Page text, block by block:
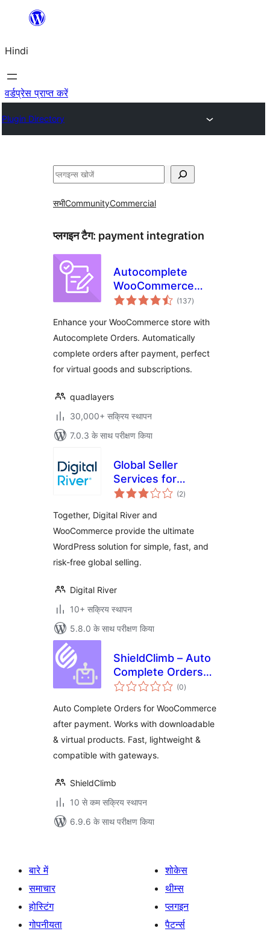
सामग्री
जाएं
Hindi
वर्डप्रेस प्राप्त करें
Plugin Directory
खोजें
सभीCommunityCommercial
प्लगइन टैग: payment integration
Autocomplete
WooCommerce
Orders
(137कुल
दर)
Enhance your WooCommerce store with
Autocomplete Orders. Automatically
complete orders after payment, perfect
for virtual goods and subscriptions.
quadlayers
30,000+ सक्रिय स्थापन
7.0.3 के साथ परीक्षण किया
Global Seller
Services for
WooCommerce
(2कुल
दर)
Together, Digital River and
WooCommerce provide the ultimate
WordPress solution for simple, fast, and
risk-free global selling.
Digital River
10+ सक्रिय स्थापन
5.8.0 के साथ परीक्षण किया
ShieldClimb – Auto
Complete Orders
for WooCommerce
(0कुल
दर)
Auto Complete Orders for WooCommerce
after payment. Works with downloadable
& virtual products. Fast, lightweight &
compatible with gateways.
ShieldClimb
10 से कम सक्रिय स्थापन
6.9.6 के साथ परीक्षण किया
बारे में
समाचार
होस्टिंग
गोपनीयता
शोकेस
थीम्स
प्लगइन
पैटर्न्स